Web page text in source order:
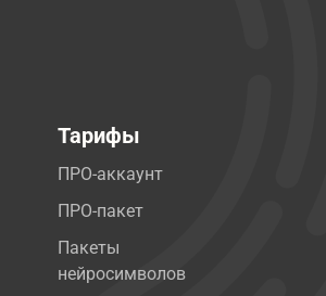
Тарифы
ПРО-аккаунт
ПРО-пакет
Пакеты
нейросимволов